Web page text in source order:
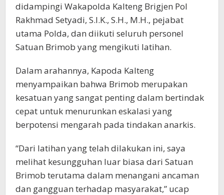
didampingi Wakapolda Kalteng Brigjen Pol
Rakhmad Setyadi, S.I.K., S.H., M.H., pejabat
utama Polda, dan diikuti seluruh personel
Satuan Brimob yang mengikuti latihan.
Dalam arahannya, Kapoda Kalteng
menyampaikan bahwa Brimob merupakan
kesatuan yang sangat penting dalam bertindak
cepat untuk menurunkan eskalasi yang
berpotensi mengarah pada tindakan anarkis.
“Dari latihan yang telah dilakukan ini, saya
melihat kesungguhan luar biasa dari Satuan
Brimob terutama dalam menangani ancaman
dan gangguan terhadap masyarakat,” ucap